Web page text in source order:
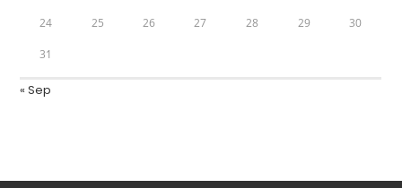
24 25 26 27 28 29 30
31
« Sep